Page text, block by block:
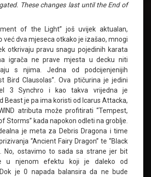
These changes last until the End of
of the Light” još uvijek aktualan,
već dva mjeseca otkako je izašao, mnogi
otkrivaju pravu snagu pojedinih karata
igrača ne prave mjesta u decku niti
s njima. Jedna od podcijenjenijih
Bird Clausolas”. Ova ptičurina je jedini
3 Synchro i kao takva vrijedna je
Beast je pa ima koristi od Icarus Attacka,
atributa može profitirati “Tempest,
Storms” kada napokon odleti na groblje.
je meta za Debris Dragona i time
“Ancient Fairy Dragon” te “Black
No, ostavimo to sada sa strane jer bit
u njenom efektu koji je daleko od
je 0 napada balansira da ne bude